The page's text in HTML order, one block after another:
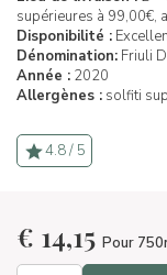
supérieures à 99,00€,
Disponibilité :
Dénomination: Friuli
Année : 2020
Allergènes : solfiti
4.8 / 5
€ 14,15 Pour